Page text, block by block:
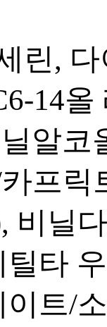
린,
14
알코
프릭
비닐
틸타
트/